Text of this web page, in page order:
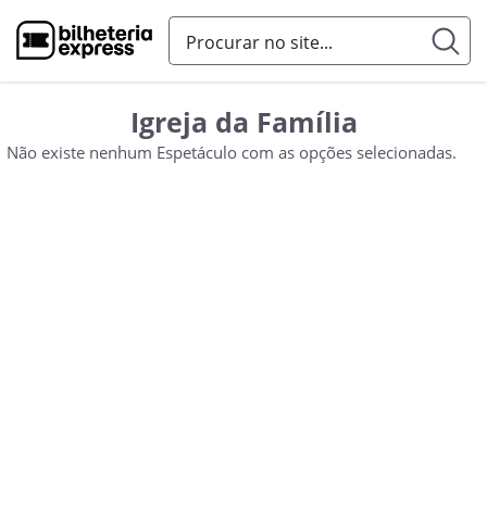
Igreja da Família
Não existe nenhum Espetáculo com as opções selecionadas.